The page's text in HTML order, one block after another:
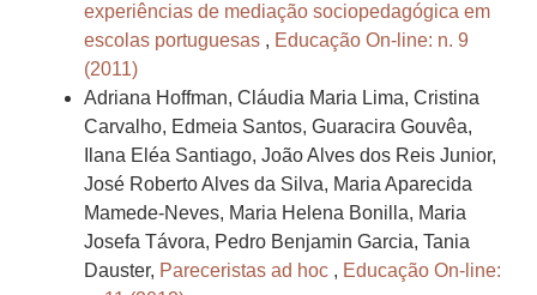
experiências de mediação sociopedagógica em
escolas portuguesas , Educação On-line: n. 9
(2011)
Adriana Hoffman, Cláudia Maria Lima, Cristina
Carvalho, Edmeia Santos, Guaracira Gouvêa,
Ilana Eléa Santiago, João Alves dos Reis Junior,
José Roberto Alves da Silva, Maria Aparecida
Mamede-Neves, Maria Helena Bonilla, Maria
Josefa Távora, Pedro Benjamin Garcia, Tania
Dauster, Pareceristas ad hoc , Educação On-line: